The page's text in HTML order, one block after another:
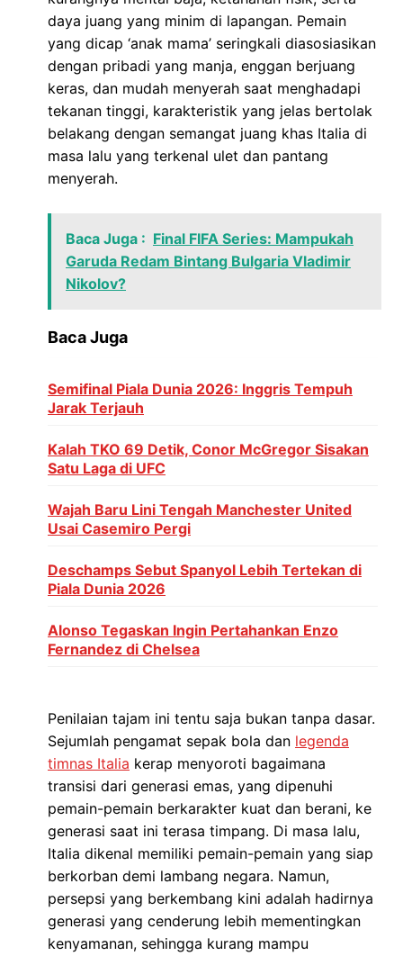
daya juang yang minim di lapangan. Pemain
yang dicap ‘anak mama’ seringkali diasosiasikan
dengan pribadi yang manja, enggan berjuang
keras, dan mudah menyerah saat menghadapi
tekanan tinggi, karakteristik yang jelas bertolak
belakang dengan semangat juang khas Italia di
masa lalu yang terkenal ulet dan pantang
menyerah.
Baca Juga : Final FIFA Series: Mampukah
Garuda Redam Bintang Bulgaria Vladimir
Nikolov?
Baca Juga
Semifinal Piala Dunia 2026: Inggris Tempuh
Jarak Terjauh
Kalah TKO 69 Detik, Conor McGregor Sisakan
Satu Laga di UFC
Wajah Baru Lini Tengah Manchester United
Usai Casemiro Pergi
Deschamps Sebut Spanyol Lebih Tertekan di
Piala Dunia 2026
Alonso Tegaskan Ingin Pertahankan Enzo
Fernandez di Chelsea
Penilaian tajam ini tentu saja bukan tanpa dasar.
Sejumlah pengamat sepak bola dan legenda
timnas Italia kerap menyoroti bagaimana
transisi dari generasi emas, yang dipenuhi
pemain-pemain berkarakter kuat dan berani, ke
generasi saat ini terasa timpang. Di masa lalu,
Italia dikenal memiliki pemain-pemain yang siap
berkorban demi lambang negara. Namun,
persepsi yang berkembang kini adalah hadirnya
generasi yang cenderung lebih mementingkan
kenyamanan, sehingga kurang mampu